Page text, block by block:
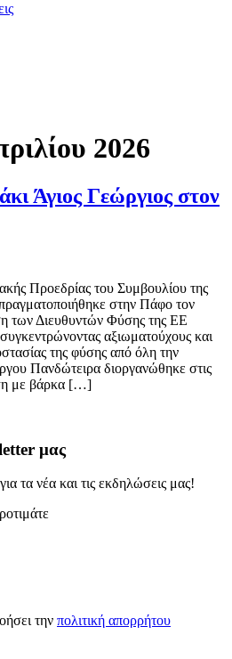
2026
Άγιος Γεώργιος στον
Προεδρίας του Συμβουλίου της
στην Πάφο τον
των Διευθυντών Φύσης της ΕΕ
αξιωματούχους και
της φύσης από όλη την
Πανδώτειρα διοργανώθηκε στις
με βάρκα […]
μας
τα νέα και τις εκδηλώσεις μας!
την πολιτική απορρήτου